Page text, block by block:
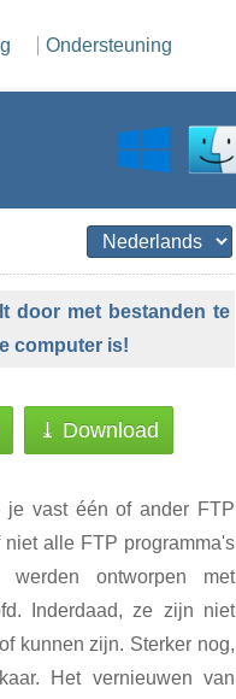
Ondersteuning
door met bestanden te
computer is!
⤓ Download
je vast één of ander FTP
alle FTP programma's
werden ontworpen met
Inderdaad, ze zijn niet
kunnen zijn. Sterker nog,
Het vernieuwen van